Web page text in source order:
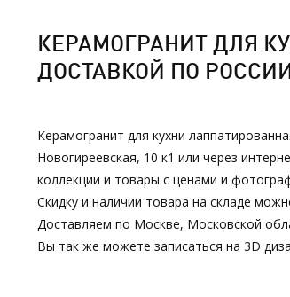
КЕРАМОГРАНИТ ДЛЯ
ДОСТАВКОЙ ПО
Керамогранит для кухни
Новогиреевская, 10 к1 или через
коллекции и товары с ценами и
Скидку и наличии товара на складе
Доставляем по Москве, Московской
Вы так же можете записаться на 3D